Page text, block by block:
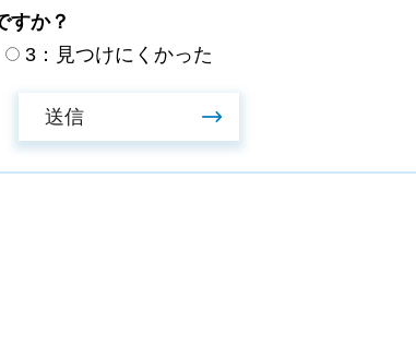
すか？
3：見つけにくかった